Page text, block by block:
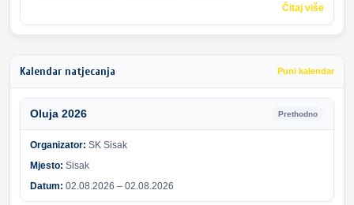
Čitaj više
Kalendar natjecanja Puni kalendar
Oluja 2026 Prethodno
Organizator: SK Sisak
Mjesto: Sisak
Datum: 02.08.2026 – 02.08.2026